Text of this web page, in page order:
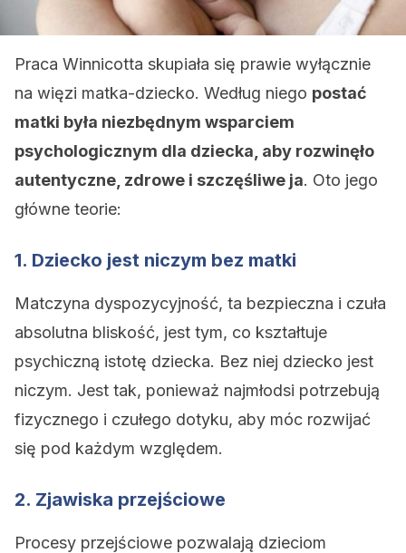
Praca Winnicotta skupiała się prawie wyłącznie
na więzi matka-dziecko. Według niego postać
matki była niezbędnym wsparciem
psychologicznym dla dziecka, aby rozwinęło
autentyczne, zdrowe i szczęśliwe ja. Oto jego
główne teorie:
1. Dziecko jest niczym bez matki
Matczyna dyspozycyjność, ta bezpieczna i czuła
absolutna bliskość, jest tym, co kształtuje
psychiczną istotę dziecka. Bez niej dziecko jest
niczym. Jest tak, ponieważ najmłodsi potrzebują
fizycznego i czułego dotyku, aby móc rozwijać
się pod każdym względem.
2. Zjawiska przejściowe
Procesy przejściowe pozwalają dzieciom